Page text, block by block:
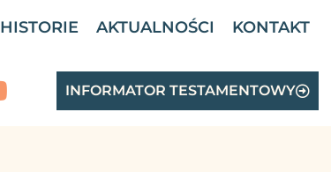
HISTORIE AKTUALNOŚCI KONTAKT
INFORMATOR TESTAMENTOWY